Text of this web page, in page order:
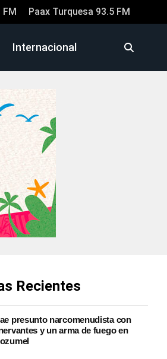
FM Paax Turquesa 93.5 FM
Internacional
Recientes
presunto narcomenudista con
y un arma de fuego en